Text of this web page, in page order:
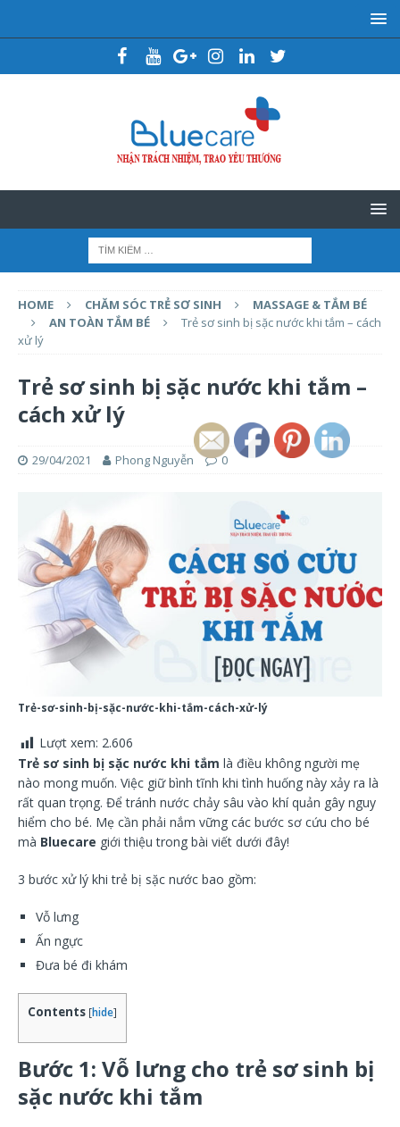
HOME CHĂM SÓC TRẺ SƠ SINH
MASSAGE & TẮM BÉ
AN TOÀN TẮM BÉ
Trẻ sơ sinh bị sặc nước khi tắm – cách
xử lý
Trẻ sơ sinh bị sặc nước khi tắm –
cách xử lý
29/04/2021 Phong Nguyễn 0
Trẻ-sơ-sinh-bị-sặc-nước-khi-tắm-cách-xử-lý
Lượt xem: 2.606
Trẻ sơ sinh bị sặc nước khi tắm là điều không người mẹ
nào mong muốn. Việc giữ bình tĩnh khi tình huống này xảy ra là
rất quan trọng. Để tránh nước chảy sâu vào khí quản gây nguy
hiểm cho bé. Mẹ cần phải nắm vững các bước sơ cứu cho bé
mà Bluecare giới thiệu trong bài viết dưới đây!
3 bước xử lý khi trẻ bị sặc nước bao gồm:
Vỗ lưng
Ấn ngực
Đưa bé đi khám
Contents [hide]
Bước 1: Vỗ lưng cho trẻ sơ sinh bị
sặc nước khi tắm